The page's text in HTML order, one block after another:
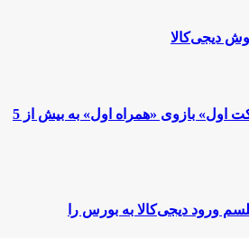
دیجی‌کالا
ارزش استارتاپ‌های «حرکت اول» بازوی «همراه اول» به بیش از 5
ورود دیجی‌کالا به بورس را